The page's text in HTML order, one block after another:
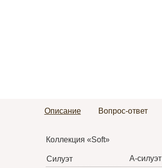
Описание Вопрос-ответ
Коллекция «Soft»
Силуэт
А-силуэт